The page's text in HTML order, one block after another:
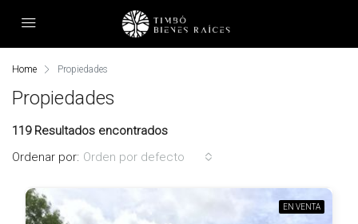
Home Propiedades
Propiedades
119 Resultados encontrados
Ordenar por: Orden por defecto
EN VENTA